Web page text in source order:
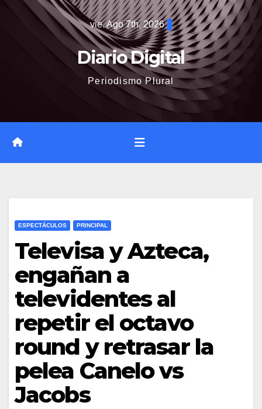
vie. Ago 7th, 2026
Diario Digital
Periodismo Plural
ESPECTÁCULOS PRINCIPAL
Televisa y Azteca,
engañan a
televidentes al
repetir el octavo
round y retrasar la
pelea Canelo vs
Jacobs